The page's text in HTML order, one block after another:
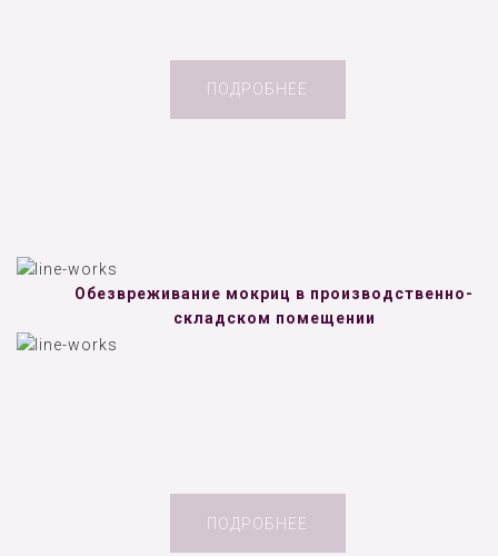
ПОДРОБНЕЕ
Обезвреживание мокриц в производственно-
складском помещении
ПОДРОБНЕЕ